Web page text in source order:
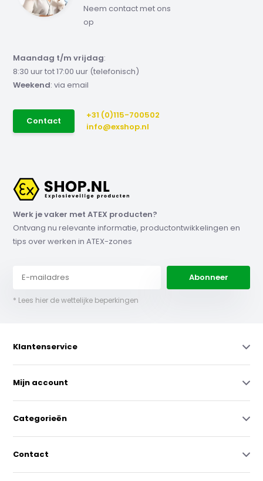
Neem contact met ons
op
Maandag t/m vrijdag:
8:30 uur tot 17:00 uur (telefonisch)
Weekend: via email
Contact
+31 (0)115-700502
info@exshop.nl
Werk je vaker met ATEX producten?
Ontvang nu relevante informatie, productontwikkelingen en
tips over werken in ATEX-zones
Abonneer
* Lees hier de wettelijke beperkingen
Klantenservice
Mijn account
Categorieën
Contact